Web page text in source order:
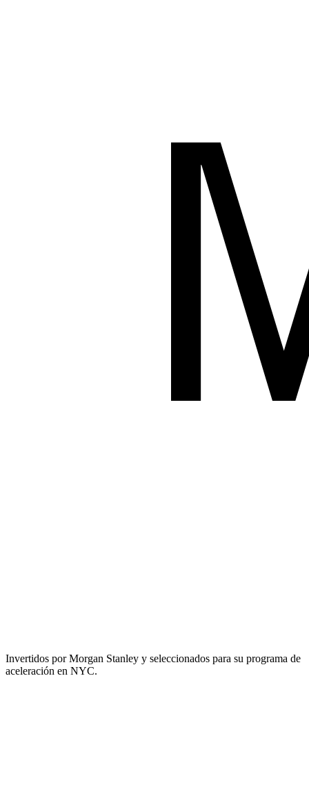
Invertidos por Morgan Stanley y seleccionados para su programa de
aceleración en NYC.